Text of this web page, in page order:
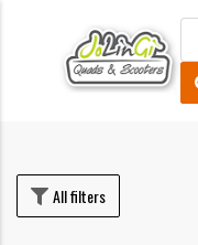
All filters